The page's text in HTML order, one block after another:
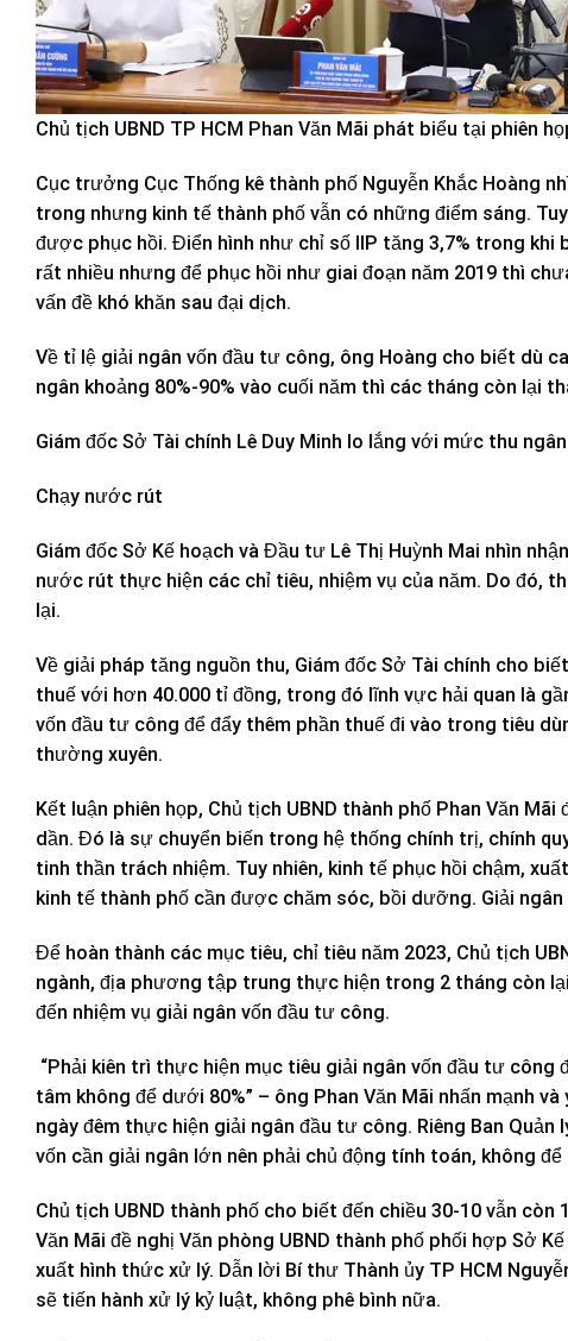
Chủ tịch UBND TP HCM Phan Văn Mãi phát biểu tại phiên
Cục trưởng Cục Thống kê thành phố Nguyễn Khắc Hoàng
trong nhưng kinh tế thành phố vẫn có những điểm sáng.
được phục hồi. Điển hình như chỉ số IIP tăng 3,7% trong khi
rất nhiều nhưng để phục hồi như giai đoạn năm 2019 thì
vấn đề khó khăn sau đại dịch.
Về tỉ lệ giải ngân vốn đầu tư công, ông Hoàng cho biết dù
ngân khoảng 80%-90% vào cuối năm thì các tháng còn lại
Giám đốc Sở Tài chính Lê Duy Minh lo lắng với mức thu
Chạy nước rút
Giám đốc Sở Kế hoạch và Đầu tư Lê Thị Huỳnh Mai nhìn
nước rút thực hiện các chỉ tiêu, nhiệm vụ của năm. Do đó,
lại.
Về giải pháp tăng nguồn thu, Giám đốc Sở Tài chính cho
thuế với hơn 40.000 tỉ đồng, trong đó lĩnh vực hải quan là
vốn đầu tư công để đẩy thêm phần thuế đi vào trong tiêu
thường xuyên.
Kết luận phiên họp, Chủ tịch UBND thành phố Phan Văn
dần. Đó là sự chuyển biến trong hệ thống chính trị, chính
tinh thần trách nhiệm. Tuy nhiên, kinh tế phục hồi chậm,
kinh tế thành phố cần được chăm sóc, bồi dưỡng. Giải
Để hoàn thành các mục tiêu, chỉ tiêu năm 2023, Chủ tịch
ngành, địa phương tập trung thực hiện trong 2 tháng còn
đến nhiệm vụ giải ngân vốn đầu tư công.
“Phải kiên trì thực hiện mục tiêu giải ngân vốn đầu tư công
tâm không để dưới 80%” – ông Phan Văn Mãi nhấn mạnh
ngày đêm thực hiện giải ngân đầu tư công. Riêng Ban
vốn cần giải ngân lớn nên phải chủ động tính toán, không
Chủ tịch UBND thành phố cho biết đến chiều 30-10 vẫn
Văn Mãi đề nghị Văn phòng UBND thành phố phối hợp Sở
xuất hình thức xử lý. Dẫn lời Bí thư Thành ủy TP HCM
sẽ tiến hành xử lý kỷ luật, không phê bình nữa.